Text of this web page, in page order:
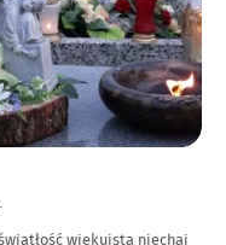
wiekuista niechaj